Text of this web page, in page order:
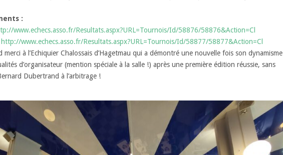
:
www.echecs.asso.fr/Resultats.aspx?URL=Tournois/Id/58876/58876&Action=Cl
http://www.echecs.asso.fr/Resultats.aspx?URL=Tournois/Id/58877/58877&Action=Cl
merci à l’Echiquier Chalossais d’Hagetmau qui a démontré une nouvelle fois son dynamisme
d’organisateur (mention spéciale à la salle !) après une première édition réussie, sans
Dubertrand à l’arbitrage !